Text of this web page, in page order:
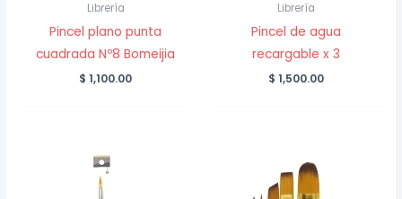
Librería
Pincel plano punta
cuadrada Nº8 Bomeijia
$ 1,100.00
Librería
Pincel de agua
recargable x 3
$ 1,500.00